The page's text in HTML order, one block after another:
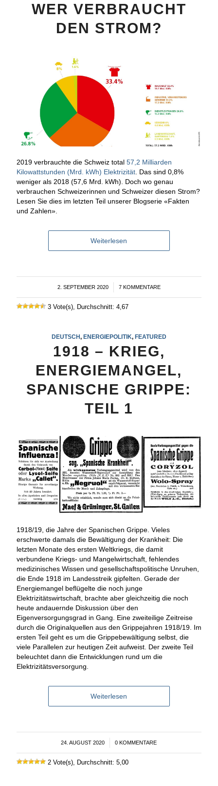
WER VERBRAUCHT
DEN STROM?
2019 verbrauchte die Schweiz total 57,2 Milliarden
Kilowattstunden (Mrd. kWh) Elektrizität. Das sind 0,8%
weniger als 2018 (57,6 Mrd. kWh). Doch wo genau
verbrauchen Schweizerinnen und Schweizer diesen Strom?
Lesen Sie dies im letzten Teil unserer Blogserie «Fakten
und Zahlen».
Weiterlesen
2. SEPTEMBER 2020
/ 7 KOMMENTARE
3 Vote(s), Durchschnitt: 4,67
DEUTSCH, ENERGIEPOLITIK, FEATURED
1918 – KRIEG,
ENERGIEMANGEL,
SPANISCHE GRIPPE:
TEIL 1
1918/19, die Jahre der Spanischen Grippe. Vieles
erschwerte damals die Bewältigung der Krankheit: Die
letzten Monate des ersten Weltkriegs, die damit
verbundene Kriegs- und Mangelwirtschaft, fehlendes
medizinisches Wissen und gesellschaftspolitische Unruhen,
die Ende 1918 im Landesstreik gipfelten. Gerade der
Energiemangel beflügelte die noch junge
Elektrizitätswirtschaft, brachte aber gleichzeitig die noch
heute andauernde Diskussion über den
Eigenversorgungsgrad in Gang. Eine zweiteilige Zeitreise
durch die Originalquellen aus den Grippejahren 1918/19. Im
ersten Teil geht es um die Grippebewältigung selbst, die
viele Parallelen zur heutigen Zeit aufweist. Der zweite Teil
beleuchtet dann die Entwicklungen rund um die
Elektrizitätsversorgung.
Weiterlesen
24. AUGUST 2020
/ 0 KOMMENTARE
2 Vote(s), Durchschnitt: 5,00